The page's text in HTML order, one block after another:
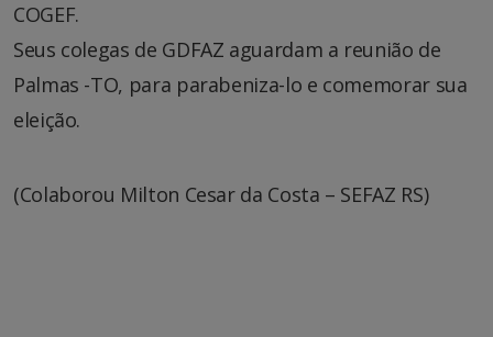
COGEF.
Seus colegas de GDFAZ aguardam a reunião de
Palmas -TO, para parabeniza-lo e comemorar sua
eleição.
(Colaborou Milton Cesar da Costa – SEFAZ RS)